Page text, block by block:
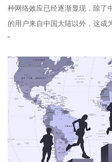
种网络效应已经逐渐显现，除了
的用户来自中国大陆以外，这成
"